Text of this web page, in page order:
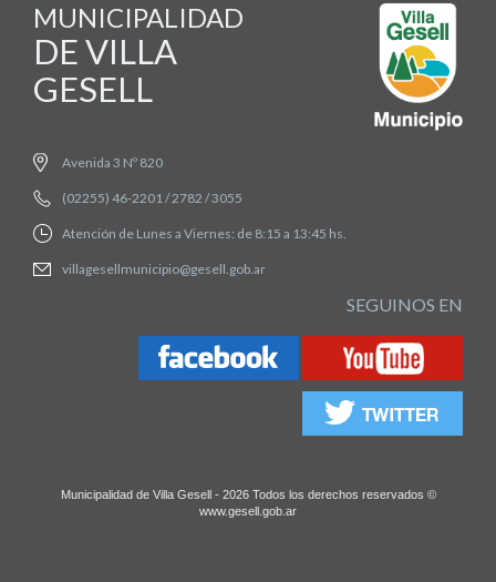
MUNICIPALIDAD
DE VILLA
GESELL
Avenida 3 Nº 820
(02255) 46-2201 / 2782 / 3055
Atención de Lunes a Viernes: de 8:15 a 13:45 hs.
villagesellmunicipio@gesell.gob.ar
SEGUINOS EN
Municipalidad de Villa Gesell - 2026 Todos los derechos reservados ©
www.gesell.gob.ar